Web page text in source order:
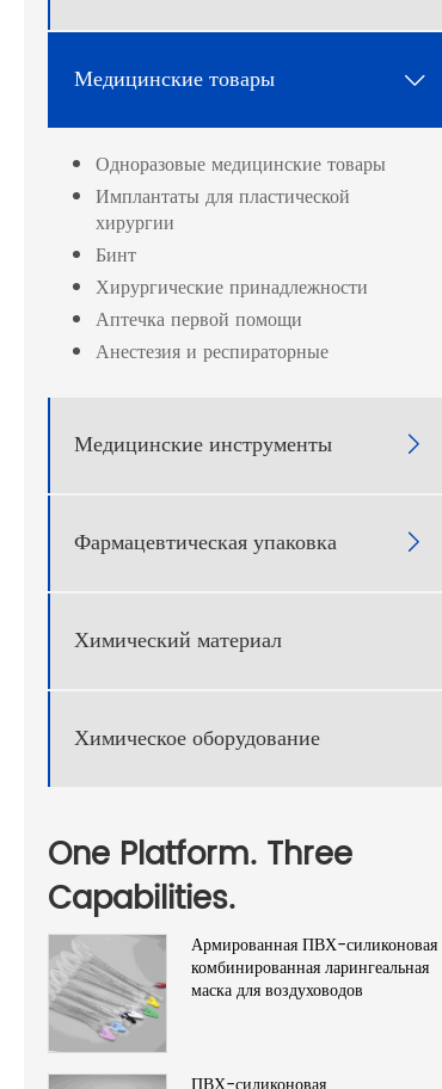
Медицинские товары 
Одноразовые медицинские товары
Имплантаты для пластической
хирургии
Бинт
Хирургические принадлежности
Аптечка первой помощи
Анестезия и респираторные
Медицинские инструменты 
Фармацевтическая упаковка 
Химический материал
Химическое оборудование
One Platform. Three
Capabilities.
Армированная ПВХ-силиконовая
комбинированная ларингеальная
маска для воздуховодов